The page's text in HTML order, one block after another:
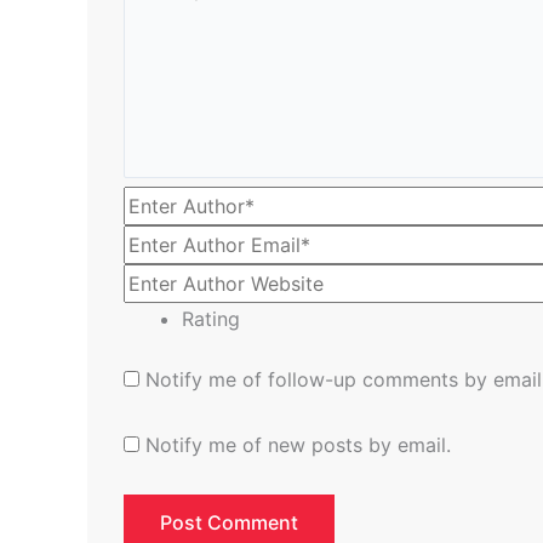
Rating
Notify me of follow-up comments by
Notify me of new posts by email.